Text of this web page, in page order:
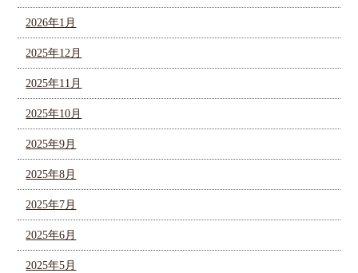
2026年1月
2025年12月
2025年11月
2025年10月
2025年9月
2025年8月
2025年7月
2025年6月
2025年5月